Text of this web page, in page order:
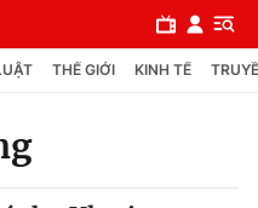
THẾ GIỚI KINH TẾ